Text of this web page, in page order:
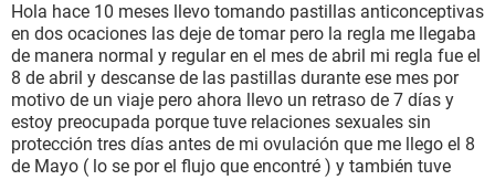
BIENESTAR
SEXUALIDAD
GLOSARIO
Hola hace 10 meses llevo tomando pastillas anticonceptivas
en dos ocaciones las deje de tomar pero la regla me llegaba
de manera normal y regular en el mes de abril mi regla fue el
8 de abril y descanse de las pastillas durante ese mes por
motivo de un viaje pero ahora llevo un retraso de 7 días y
estoy preocupada porque tuve relaciones sexuales sin
protección tres días antes de mi ovulación que me llego el 8
de Mayo ( lo se por el flujo que encontré ) y también tuve